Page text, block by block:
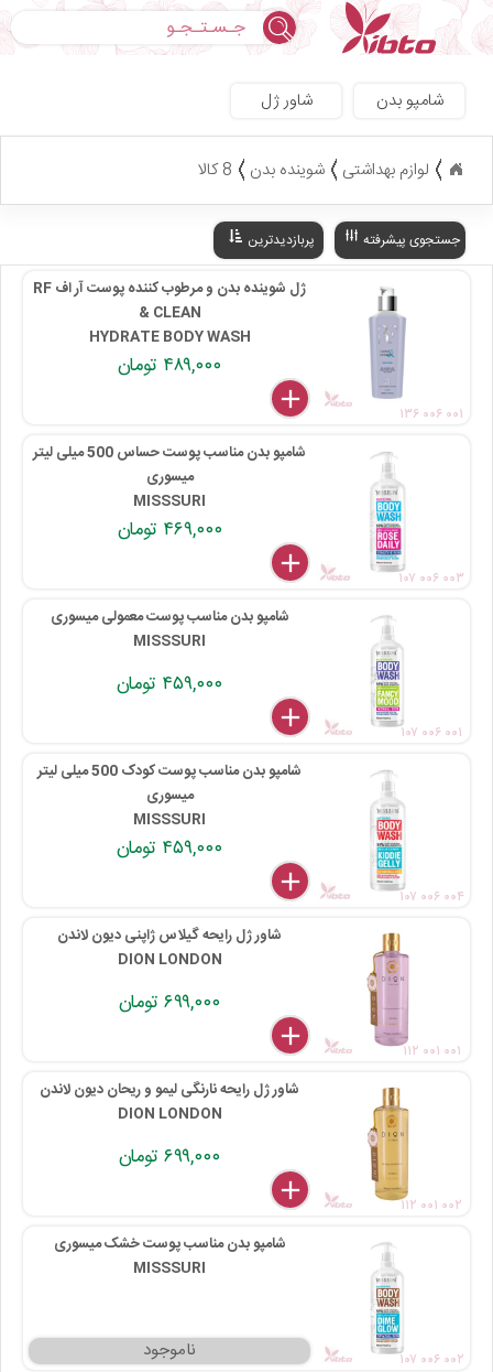
جستجو
شامپو بدن شاور ژل
لوازم بهداشتی شوینده بدن 8 کالا
جستجوی پیشرفته پربازدیدترین
ژل شوینده بدن و مرطوب کننده پوست آر اف RF
CLEAN &
HYDRATE BODY WASH
۴۸۹,۰۰۰ تومان
delete
remove
add
۱۳۶ ۰۰۶ ۰۰۱
شامپو بدن مناسب پوست حساس 500 میلی لیتر
میسوری
MISSSURI
۴۶۹,۰۰۰ تومان
delete
remove
add
۱۰۷ ۰۰۶ ۰۰۳
شامپو بدن مناسب پوست معمولی میسوری
MISSSURI
۴۵۹,۰۰۰ تومان
delete
remove
add
۱۰۷ ۰۰۶ ۰۰۱
شامپو بدن مناسب پوست کودک 500 میلی لیتر
میسوری
MISSSURI
۴۵۹,۰۰۰ تومان
delete
remove
add
۱۰۷ ۰۰۶ ۰۰۴
شاور ژل رایحه گیلاس ژاپنی دیون لاندن
DION LONDON
۶۹۹,۰۰۰ تومان
delete
remove
add
۱۱۲ ۰۰۱ ۰۰۱
شاور ژل رایحه نارنگی لیمو و ریحان دیون لاندن
DION LONDON
۶۹۹,۰۰۰ تومان
delete
remove
add
۱۱۲ ۰۰۱ ۰۰۲
شامپو بدن مناسب پوست خشک میسوری
MISSSURI
۱۰۷ ۰۰۶ ۰۰۲